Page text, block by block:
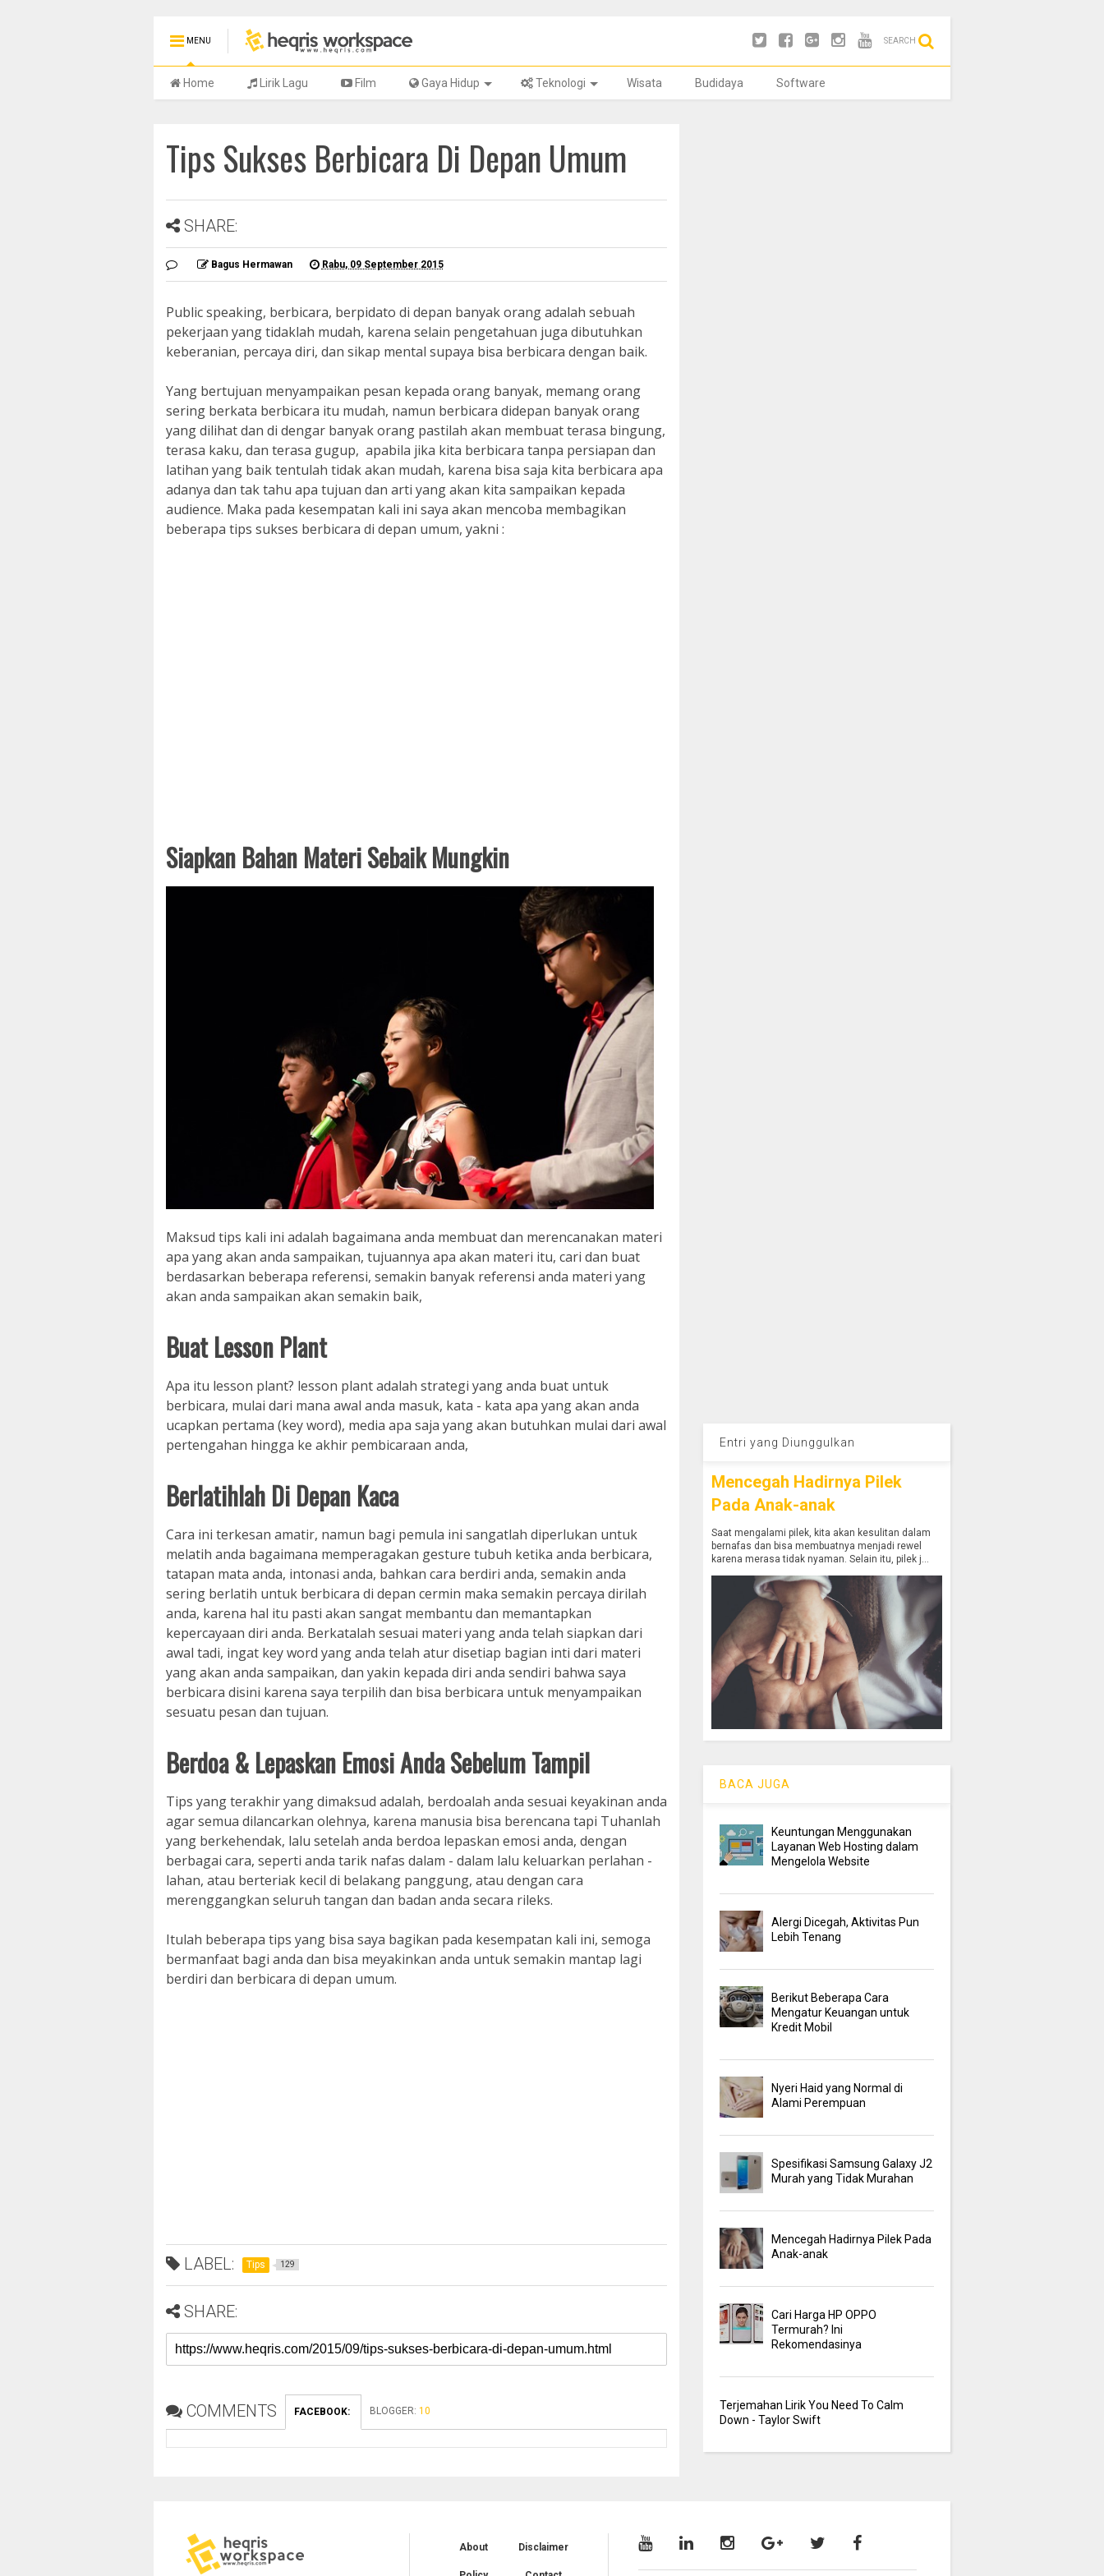
MENU SEARCH
Home Lirik Lagu Film Gaya Hidup Teknologi Wisata Budidaya Software
Tips Sukses Berbicara Di Depan Umum
SHARE:
Bagus Hermawan Rabu, 09 September 2015
Public speaking, berbicara, berpidato di depan banyak orang adalah sebuah
pekerjaan yang tidaklah mudah, karena selain pengetahuan juga dibutuhkan
keberanian, percaya diri, dan sikap mental supaya bisa berbicara dengan baik.
Yang bertujuan menyampaikan pesan kepada orang banyak, memang orang
sering berkata berbicara itu mudah, namun berbicara didepan banyak orang
yang dilihat dan di dengar banyak orang pastilah akan membuat terasa bingung,
terasa kaku, dan terasa gugup, apabila jika kita berbicara tanpa persiapan dan
latihan yang baik tentulah tidak akan mudah, karena bisa saja kita berbicara apa
adanya dan tak tahu apa tujuan dan arti yang akan kita sampaikan kepada
audience. Maka pada kesempatan kali ini saya akan mencoba membagikan
beberapa tips sukses berbicara di depan umum, yakni :
Siapkan Bahan Materi Sebaik Mungkin
Maksud tips kali ini adalah bagaimana anda membuat dan merencanakan materi
apa yang akan anda sampaikan, tujuannya apa akan materi itu, cari dan buat
berdasarkan beberapa referensi, semakin banyak referensi anda materi yang
akan anda sampaikan akan semakin baik,
Buat Lesson Plant
Apa itu lesson plant? lesson plant adalah strategi yang anda buat untuk
berbicara, mulai dari mana awal anda masuk, kata - kata apa yang akan anda
ucapkan pertama (key word), media apa saja yang akan butuhkan mulai dari awal
pertengahan hingga ke akhir pembicaraan anda,
Berlatihlah Di Depan Kaca
Cara ini terkesan amatir, namun bagi pemula ini sangatlah diperlukan untuk
melatih anda bagaimana memperagakan gesture tubuh ketika anda berbicara,
tatapan mata anda, intonasi anda, bahkan cara berdiri anda, semakin anda
sering berlatih untuk berbicara di depan cermin maka semakin percaya dirilah
anda, karena hal itu pasti akan sangat membantu dan memantapkan
kepercayaan diri anda. Berkatalah sesuai materi yang anda telah siapkan dari
awal tadi, ingat key word yang anda telah atur disetiap bagian inti dari materi
yang akan anda sampaikan, dan yakin kepada diri anda sendiri bahwa saya
berbicara disini karena saya terpilih dan bisa berbicara untuk menyampaikan
sesuatu pesan dan tujuan.
Berdoa & Lepaskan Emosi Anda Sebelum Tampil
Tips yang terakhir yang dimaksud adalah, berdoalah anda sesuai keyakinan anda
agar semua dilancarkan olehnya, karena manusia bisa berencana tapi Tuhanlah
yang berkehendak, lalu setelah anda berdoa lepaskan emosi anda, dengan
berbagai cara, seperti anda tarik nafas dalam - dalam lalu keluarkan perlahan -
lahan, atau berteriak kecil di belakang panggung, atau dengan cara
merenggangkan seluruh tangan dan badan anda secara rileks.
Itulah beberapa tips yang bisa saya bagikan pada kesempatan kali ini, semoga
bermanfaat bagi anda dan bisa meyakinkan anda untuk semakin mantap lagi
berdiri dan berbicara di depan umum.
LABEL: Tips 129
SHARE:
COMMENTS FACEBOOK: BLOGGER: 10
Entri yang Diunggulkan
Mencegah Hadirnya Pilek
Pada Anak-anak
Saat mengalami pilek, kita akan kesulitan dalam
bernafas dan bisa membuatnya menjadi rewel
karena merasa tidak nyaman. Selain itu, pilek j...
BACA JUGA
Keuntungan Menggunakan
Layanan Web Hosting dalam
Mengelola Website
Alergi Dicegah, Aktivitas Pun
Lebih Tenang
Berikut Beberapa Cara
Mengatur Keuangan untuk
Kredit Mobil
Nyeri Haid yang Normal di
Alami Perempuan
Spesifikasi Samsung Galaxy J2
Murah yang Tidak Murahan
Mencegah Hadirnya Pilek Pada
Anak-anak
Cari Harga HP OPPO
Termurah? Ini
Rekomendasinya
Terjemahan Lirik You Need To Calm
Down - Taylor Swift
About Disclaimer